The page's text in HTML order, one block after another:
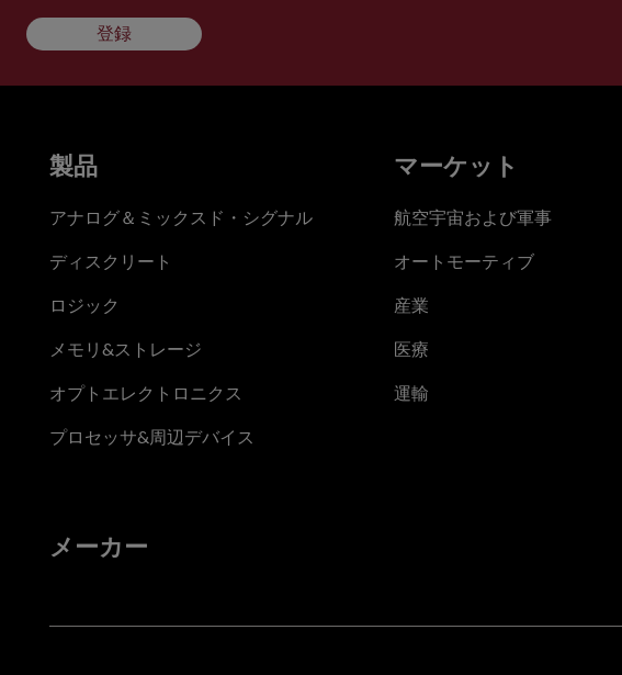
登録
製品
アナログ＆ミックスド・シグナル
ディスクリート
ロジック
メモリ&ストレージ
オプトエレクトロニクス
プロセッサ&周辺デバイス
マーケット
航空宇宙および軍事
オートモーティブ
産業
医療
運輸
メーカー